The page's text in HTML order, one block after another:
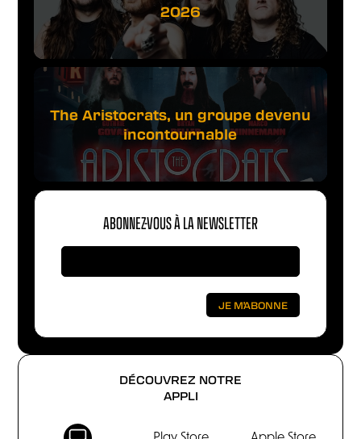
DÉCOUVREZ NOTRE
APPLI
2026
The Aristocrats, un groupe devenu
incontournable
ABONNEZ-VOUS À LA NEWSLETTER